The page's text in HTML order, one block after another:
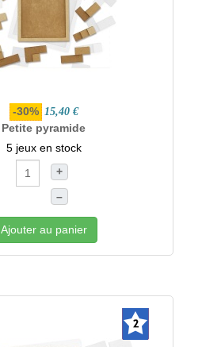
-30% 15,40 €
Petite pyramide
5 jeux en stock
+
–
Ajouter au panier